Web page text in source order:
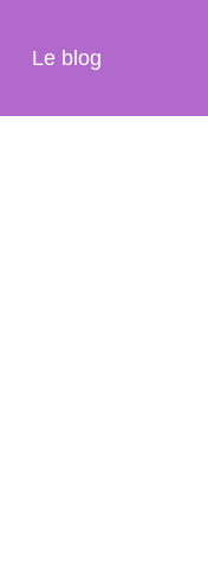
Le blog